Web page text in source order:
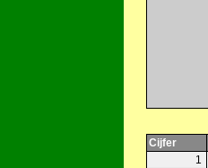
Cijfer
1